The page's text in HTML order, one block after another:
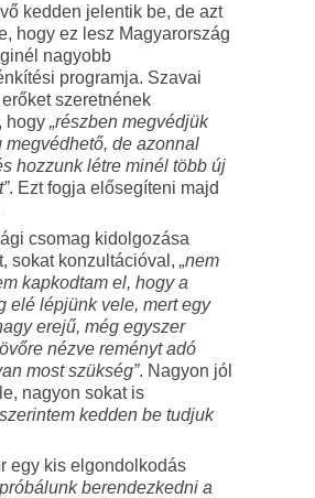
kedden jelentik be, de azt
hogy ez lesz Magyarország
nagyobb
programja. Szavai
szeretnének
hogy „részben megvédjük
megvédhető, de azonnal
hozzunk létre minél több új
. Ezt fogja elősegíteni majd
csomag kidolgozása
sokat konzultációval, „nem
kapkodtam el, hogy a
elé lépjünk vele, mert egy
erejű, még egyszer
nézve reményt adó
most szükség”. Nagyon jól
nagyon sokat is
kedden be tudjuk
egy kis elgondolkodás
berendezkedni a